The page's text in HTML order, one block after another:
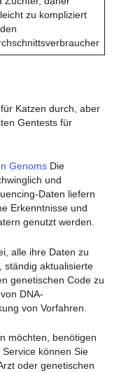
zu kompliziert
Katzen durch, aber
Gentests für
Genoms Die
und
Daten liefern
Erkenntnisse und
genutzt werden.
alle ihre Daten zu
ständig aktualisierte
genetischen Code zu
DNA-
von Vorfahren.
möchten, benötigen
können Sie
oder genetischen